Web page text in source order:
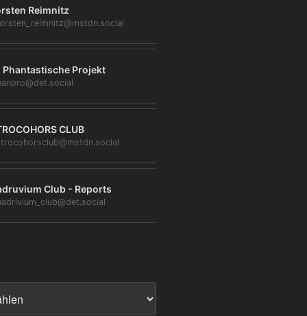
Reimnitz
Phantastische Projekt
CLUB
Club - Reports